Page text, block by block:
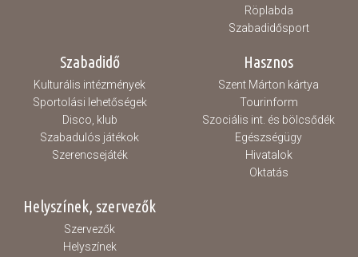
Röplabda
Szabadidősport
Szabadidő
Kulturális intézmények
Sportolási lehetőségek
Disco, klub
Szabadulós játékok
Szerencsejáték
Hasznos
Szent Márton kártya
Tourinform
Szociális int. és bölcsődék
Egészségügy
Hivatalok
Oktatás
Helyszínek, szervezők
Szervezők
Helyszínek